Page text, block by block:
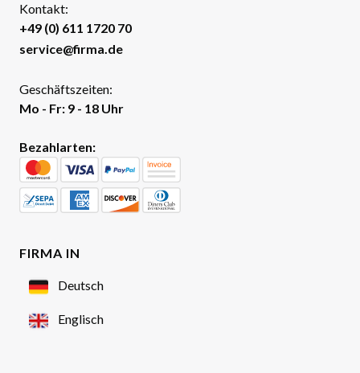
Kontakt:
+49 (0) 611 1720 70
service@firma.de
Geschäftszeiten:
Mo - Fr: 9 - 18 Uhr
Bezahlarten:
FIRMA IN
Deutsch
Englisch